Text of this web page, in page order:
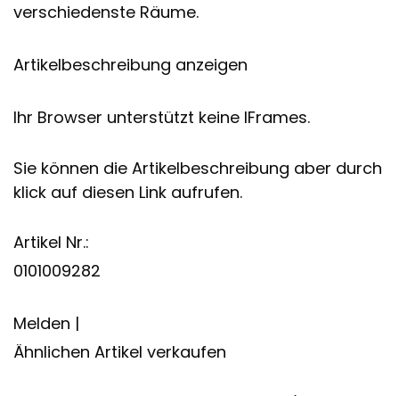
verschiedenste Räume.
Artikelbeschreibung anzeigen
Ihr Browser unterstützt keine IFrames.
Sie können die Artikelbeschreibung aber durch
klick auf diesen Link aufrufen.
Artikel Nr.:
0101009282
Melden |
Ähnlichen Artikel verkaufen